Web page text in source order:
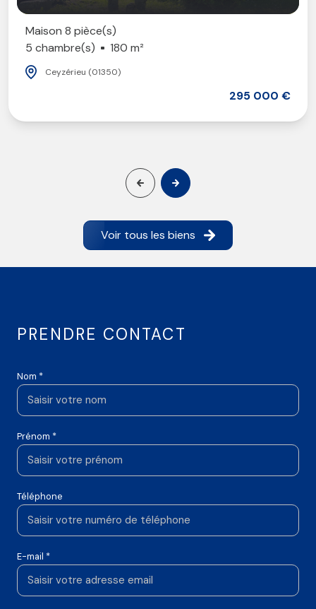
8 pièce(s)
chambre(s)
180 m²
Ceyzérieu (01350)
295 000 €
Voir tous les biens
PRENDRE CONTACT
Nom *
Prénom *
Téléphone
E-mail *